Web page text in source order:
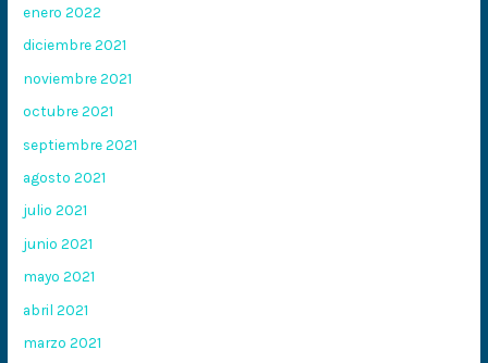
enero 2022
diciembre 2021
noviembre 2021
octubre 2021
septiembre 2021
agosto 2021
julio 2021
junio 2021
mayo 2021
abril 2021
marzo 2021